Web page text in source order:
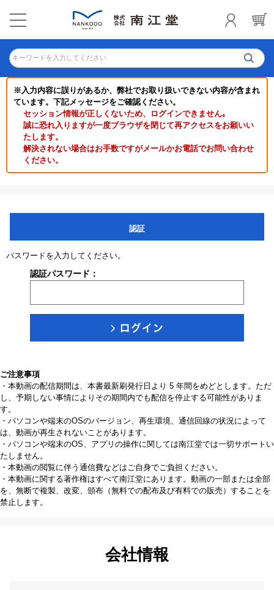
キーワードを入力してください
※入力内容に誤りがあるか、弊社でお取り扱いできない内容が含まれ
ています。下記メッセージをご確認ください。
セッション情報が正しくないため、ログインできません｡
誠に恐れ入りますが一度ブラウザを閉じて再アクセスをお願いい
たします。
解決されない場合はお手数ですがメールかお電話でお問い合わせ
ください。
認証
パスワードを入力してください。
認証パスワード：
ご注意事項
・本動画の配信期間は、本書最新刷発行日より 5 年間をめどとします。ただ
し、予期しない事情によりその期間内でも配信を停止する可能性がありま
す。
・パソコンや端末のOSのバージョン、再生環境、通信回線の状況によって
は、動画が再生されないことがあります。
・パソコンや端末のOS、アプリの操作に関しては南江堂では一切サポートい
たしません。
・本動画の閲覧に伴う通信費などはご自身でご負担ください。
・本動画に関する著作権はすべて南江堂にあります。動画の一部または全部
を、無断で複製、改変、頒布（無料での配布及び有料での販売）することを
禁止します。
会社情報